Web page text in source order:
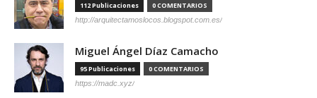
112 Publicaciones 0 COMENTARIOS
http://arquitectamoslocos.blogspot.com.es/
Miguel Ángel Díaz Camacho
95 Publicaciones 0 COMENTARIOS
https://madc.xyz/